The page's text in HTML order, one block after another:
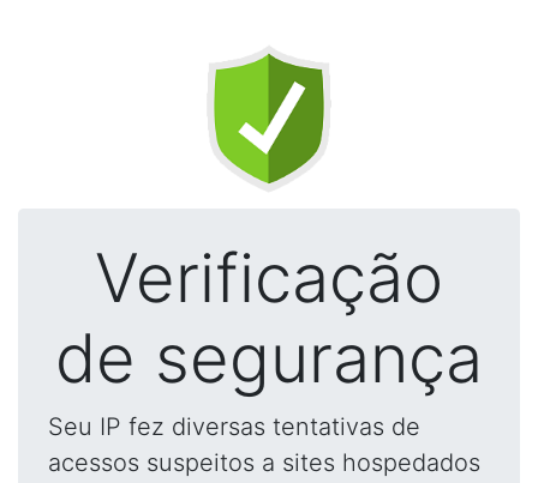
Verificação
de segurança
Seu IP fez diversas tentativas de
acessos suspeitos a sites hospedados